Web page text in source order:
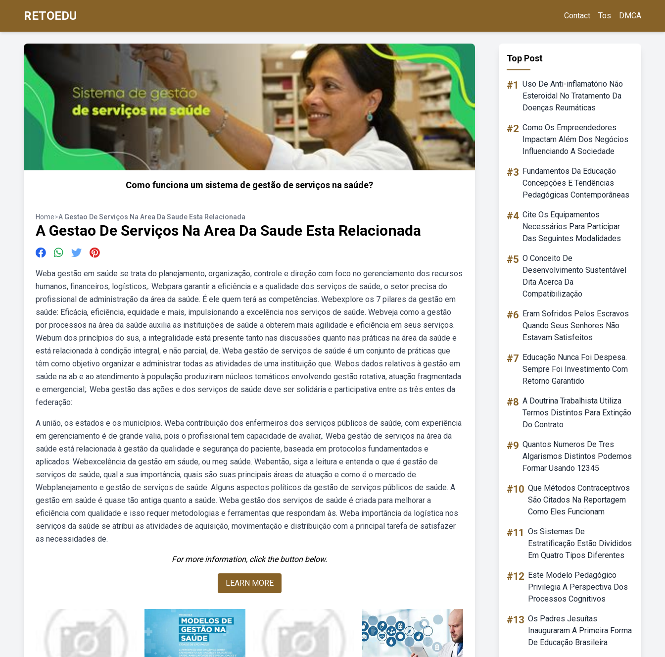
RETOEDU Contact Tos DMCA
Como funciona um sistema de gestão de serviços na saúde?
Home>A Gestao De Serviços Na Area Da Saude Esta Relacionada
A Gestao De Serviços Na Area Da Saude Esta Relacionada
Weba gestão em saúde se trata do planejamento, organização, controle e direção com foco no gerenciamento dos recursos
humanos, financeiros, logísticos,. Webpara garantir a eficiência e a qualidade dos serviços de saúde, o setor precisa do
profissional de administração da área da saúde. É ele quem terá as competências. Webexplore os 7 pilares da gestão em
saúde: Eficácia, eficiência, equidade e mais, impulsionando a excelência nos serviços de saúde. Webveja como a gestão
por processos na área da saúde auxilia as instituições de saúde a obterem mais agilidade e eficiência em seus serviços.
Webum dos princípios do sus, a integralidade está presente tanto nas discussões quanto nas práticas na área da saúde e
está relacionada à condição integral, e não parcial, de. Weba gestão de serviços de saúde é um conjunto de práticas que
têm como objetivo organizar e administrar todas as atividades de uma instituição que. Webos dados relativos à gestão em
saúde na ab e ao atendimento à população produziram núcleos temáticos envolvendo gestão rotativa, atuação fragmentada
e emergencial;. Weba gestão das ações e dos serviços de saúde deve ser solidária e participativa entre os três entes da
federação:
A união, os estados e os municípios. Weba contribuição dos enfermeiros dos serviços públicos de saúde, com experiência
em gerenciamento é de grande valia, pois o profissional tem capacidade de avaliar,. Weba gestão de serviços na área da
saúde está relacionada à gestâo da qualidade e segurança do paciente, baseada em protocolos fundamentados e
aplicados. Webexcelência da gestão em sáude, ou meg saúde. Webentão, siga a leitura e entenda o que é gestão de
serviços de saúde, qual a sua importância, quais são suas principais áreas de atuação e como é o mercado de.
Webplanejamento e gestão de serviços de saúde. Alguns aspectos políticos da gestão de serviços públicos de saúde. A
gestão em saúde é quase tão antiga quanto a saúde. Weba gestão dos serviços de saúde é criada para melhorar a
eficiência com qualidade e isso requer metodologias e ferramentas que respondam às. Weba importância da logística nos
serviços da saúde se atribui as atividades de aquisição, movimentação e distribuição com a principal tarefa de satisfazer
as necessidades de.
For more information, click the button below.
LEARN MORE
Top Post
#1 Uso De Anti-inflamatório Não
Esteroidal No Tratamento Da
Doenças Reumáticas
#2 Como Os Empreendedores
Impactam Além Dos Negócios
Influenciando A Sociedade
#3 Fundamentos Da Educação
Concepções E Tendências
Pedagógicas Contemporâneas
#4 Cite Os Equipamentos
Necessários Para Participar
Das Seguintes Modalidades
#5 O Conceito De
Desenvolvimento Sustentável
Dita Acerca Da
Compatibilização
#6 Eram Sofridos Pelos Escravos
Quando Seus Senhores Não
Estavam Satisfeitos
#7 Educação Nunca Foi Despesa.
Sempre Foi Investimento Com
Retorno Garantido
#8 A Doutrina Trabalhista Utiliza
Termos Distintos Para Extinção
Do Contrato
#9 Quantos Numeros De Tres
Algarismos Distintos Podemos
Formar Usando 12345
#10 Que Métodos Contraceptivos
São Citados Na Reportagem
Como Eles Funcionam
#11 Os Sistemas De
Estratificação Estão Divididos
Em Quatro Tipos Diferentes
#12 Este Modelo Pedagógico
Privilegia A Perspectiva Dos
Processos Cognitivos
#13 Os Padres Jesuítas
Inauguraram A Primeira Forma
De Educação Brasileira